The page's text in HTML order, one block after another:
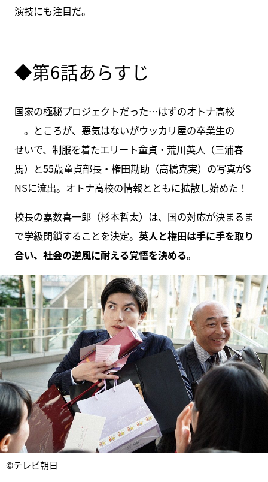
演技にも注目だ。
◆第6話あらすじ
国家の極秘プロジェクトだった…はずのオトナ高校―
―。ところが、悪気はないがウッカリ屋の卒業生の
せいで、制服を着たエリート童貞・荒川英人（三浦春
馬）と55歳童貞部長・権田勘助（高橋克実）の写真がS
NSに流出。オトナ高校の情報とともに拡散し始めた！
校長の嘉数喜一郎（杉本哲太）は、国の対応が決まるま
で学級閉鎖することを決定。 英人と権田は手に手を取り
合い、社会の逆風に耐える覚悟を決める。
©テレビ朝日